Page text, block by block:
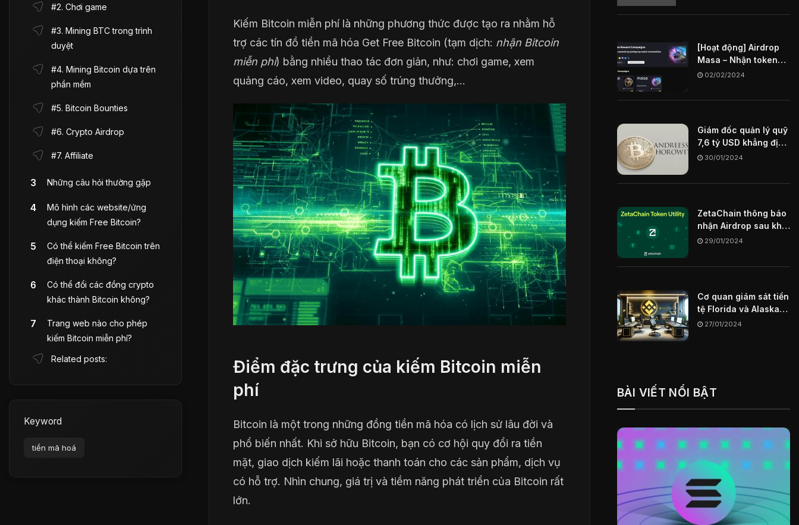
Kiếm Bitcoin miễn phí là những phương thức được tạo ra nhằm hỗ
trợ các tín đồ tiền mã hóa Get Free Bitcoin (tạm dịch: nhận Bitcoin
miễn phí) bằng nhiều thao tác đơn giản, như: chơi game, xem
quảng cáo, xem video, quay số trúng thưởng,…
Điểm đặc trưng của kiếm Bitcoin miễn
phí
Bitcoin là một trong những đồng tiền mã hóa có lịch sử lâu đời và
phổ biến nhất. Khi sở hữu Bitcoin, bạn có cơ hội quy đổi ra tiền
mặt, giao dịch kiếm lãi hoặc thanh toán cho các sản phẩm, dịch vụ
có hỗ trợ. Nhìn chung, giá trị và tiềm năng phát triển của Bitcoin rất
lớn.
#2. Chơi game
#3. Mining BTC trong trình
duyệt
#4. Mining Bitcoin dựa trên
phần mềm
#5. Bitcoin Bounties
#6. Crypto Airdrop
#7. Affiliate
Những câu hỏi thường gặp
Mô hình các website/ứng
dụng kiếm Free Bitcoin?
Có thể kiếm Free Bitcoin trên
điện thoại không?
Có thể đổi các đồng crypto
khác thành Bitcoin không?
Trang web nào cho phép
kiếm Bitcoin miễn phí?
Related posts:
Keyword
tiền mã hoá
[Hoạt động] Airdrop
Masa – Nhận token
MASA miễn phí
02/02/2024
Giám đốc quản lý quỹ
7,6 tỷ USD khẳng định
Blockchain sẽ là chìa
30/01/2024
ZetaChain thông báo
nhận Airdrop sau khi
mainnet ngày
29/01/2024
Cơ quan giám sát tiền
tệ Florida và Alaska
hạn chế sàn giao dịch
27/01/2024
BÀI VIẾT NỔI BẬT